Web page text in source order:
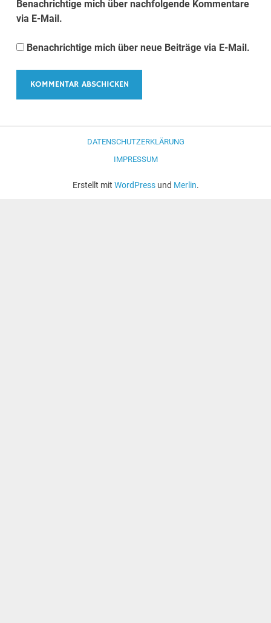
Benachrichtige mich über nachfolgende Kommentare
via E-Mail.
Benachrichtige mich über neue Beiträge via E-Mail.
DATENSCHUTZERKLÄRUNG
IMPRESSUM
Erstellt mit WordPressund Merlin.